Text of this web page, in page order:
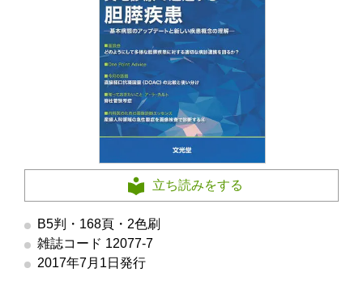
立ち読みをする
B5判・168頁・2色刷
雑誌コード 12077-7
2017年7月1日発行